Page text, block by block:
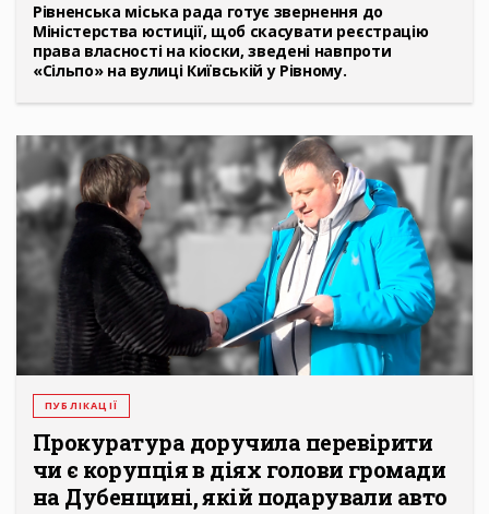
Рівненська міська рада готує звернення до
Міністерства юстиції, щоб скасувати реєстрацію
права власності на кіоски, зведені навпроти
«Сільпо» на вулиці Київській у Рівному.
ПУБЛІКАЦІЇ
Прокуратура доручила перевірити
чи є корупція в діях голови громади
на Дубенщині, якій подарували авто